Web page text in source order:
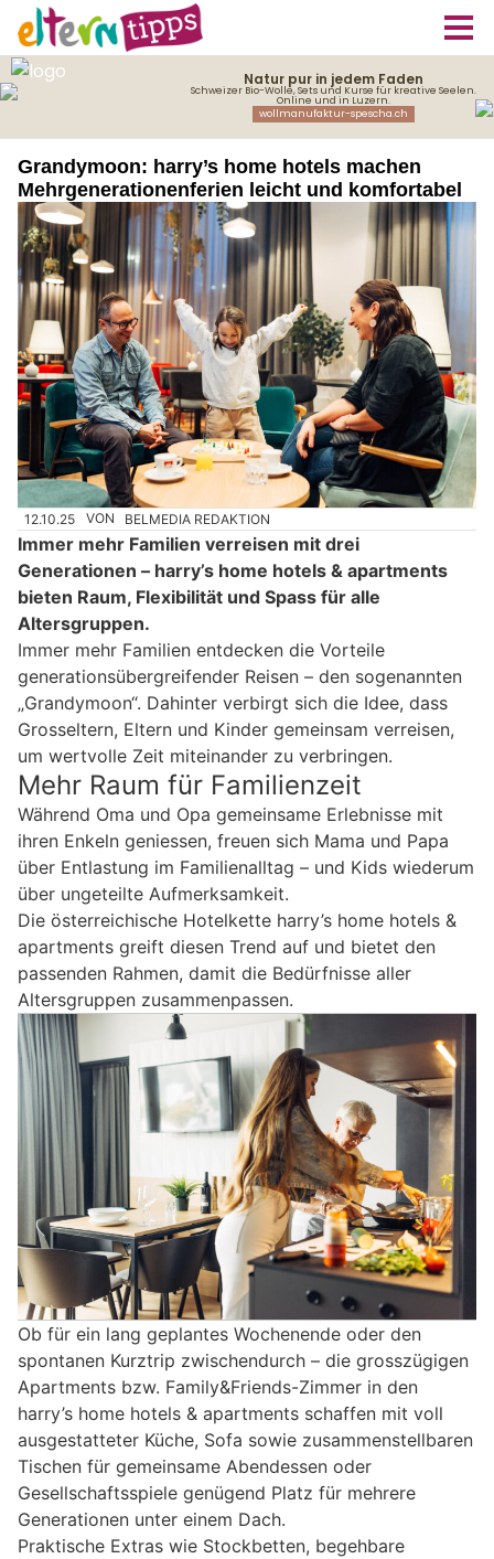
Grandymoon: harry’s home hotels machen
Mehrgenerationenferien leicht und komfortabel
12.10.25 VON BELMEDIA REDAKTION
Immer mehr Familien verreisen mit drei
Generationen – harry’s home hotels & apartments
bieten Raum, Flexibilität und Spass für alle
Altersgruppen.
Immer mehr Familien entdecken die Vorteile
generationsübergreifender Reisen – den sogenannten
„Grandymoon“. Dahinter verbirgt sich die Idee, dass
Grosseltern, Eltern und Kinder gemeinsam verreisen,
um wertvolle Zeit miteinander zu verbringen.
Mehr Raum für Familienzeit
Während Oma und Opa gemeinsame Erlebnisse mit
ihren Enkeln geniessen, freuen sich Mama und Papa
über Entlastung im Familienalltag – und Kids wiederum
über ungeteilte Aufmerksamkeit.
Die österreichische Hotelkette harry’s home hotels &
apartments greift diesen Trend auf und bietet den
passenden Rahmen, damit die Bedürfnisse aller
Altersgruppen zusammenpassen.
Ob für ein lang geplantes Wochenende oder den
spontanen Kurztrip zwischendurch – die grosszügigen
Apartments bzw. Family&Friends-Zimmer in den
harry’s home hotels & apartments schaffen mit voll
ausgestatteter Küche, Sofa sowie zusammenstellbaren
Tischen für gemeinsame Abendessen oder
Gesellschaftsspiele genügend Platz für mehrere
Generationen unter einem Dach.
Praktische Extras wie Stockbetten, begehbare